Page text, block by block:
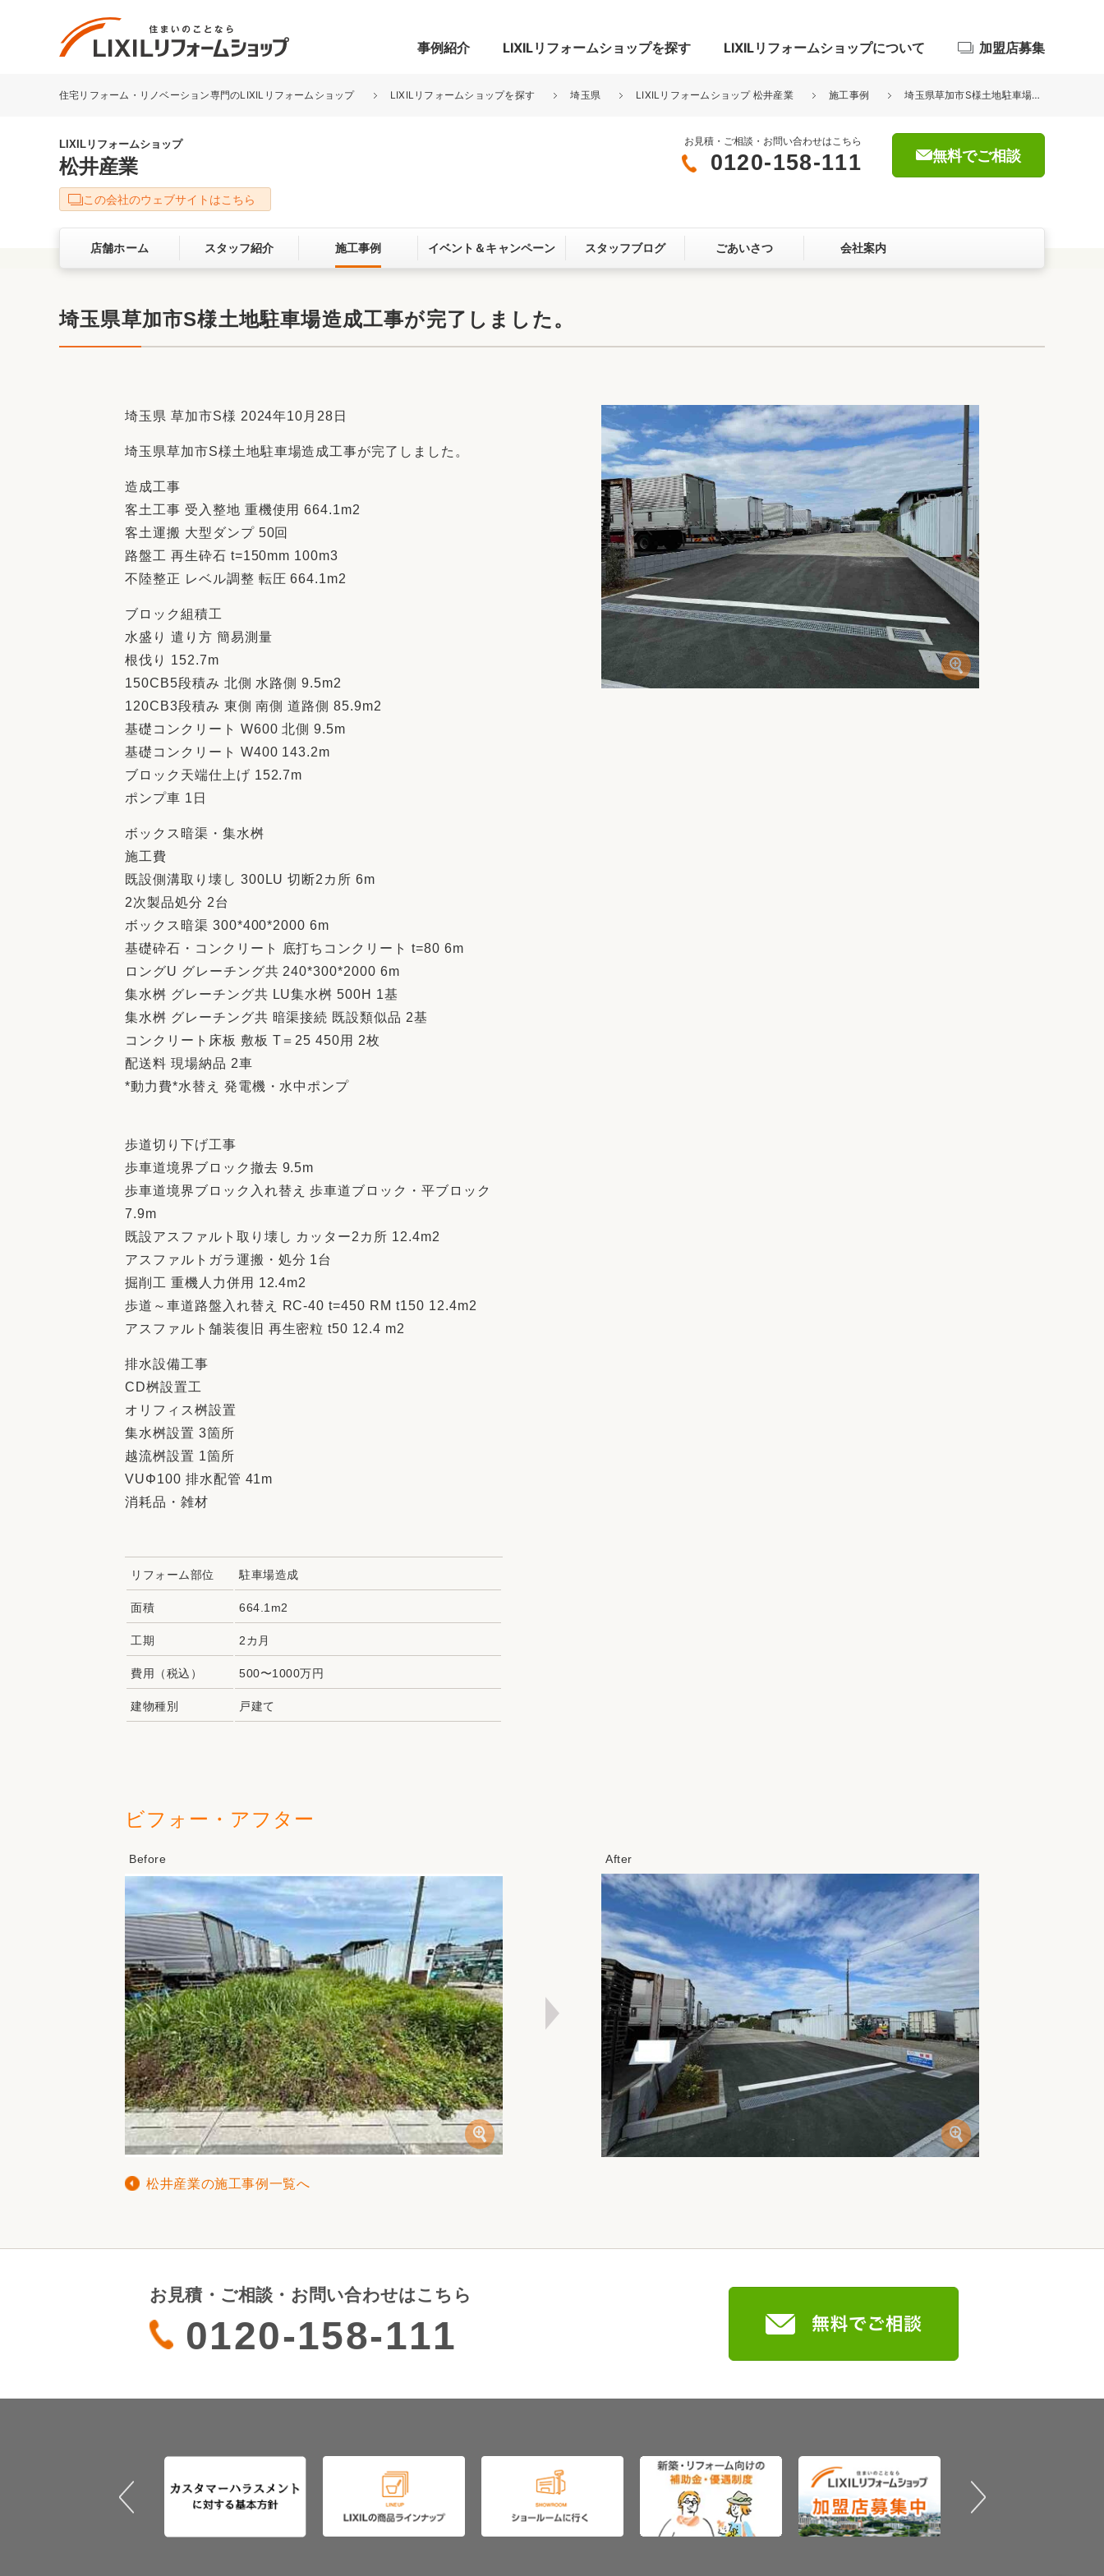
事例紹介
リフォーム事例を探す
キッチン
洗面化粧室 トイレ 玄関まわり 門まわり 屋根・外壁
ベランダ・バルコニー ガーデンスペース カースペース
お客さまの声 3Dシミュレーション
LIXILリフォームショップを探す LIXILリフォームショップについて
LIXILリフォームショップについて
サービス向上・品質改善の取り組み お客さま満足度アンケート
ここちいい暮らしをつくる、価値・性能向上
リフォームアクセル
中古物件探しから性能向上リフォームをワン
加盟店募集
住宅リフォーム・リノベーション専門のLIXILリフォームショップ LIXILリフォームショップを探す 埼玉県 LIXILリフォームショップ 松井産業 施工事例 埼玉県草加市S様土地駐車場造成工事が完了しました。
LIXILリフォームショップ
松井産業
お見積・ご相談・お問い合わせはこちら
0120-158-111 無料でご相談
この会社のウェブサイトはこちら
店舗ホーム スタッフ紹介 施工事例 イベント＆キャンペーン スタッフブログ ごあいさつ 会社案内
埼玉県草加市S様土地駐車場造成工事が完了しました。
埼玉県 草加市S様 2024年10月28日
埼玉県草加市S様土地駐車場造成工事が完了しました。
造成工事
客土工事 受入整地 重機使用 664.1m2
客土運搬 大型ダンプ 50回
路盤工 再生砕石 t=150mm 100m3
不陸整正 レベル調整 転圧 664.1m2
ブロック組積工
水盛り 遣り方 簡易測量
根伐り 152.7m
150CB5段積み 北側 水路側 9.5m2
120CB3段積み 東側 南側 道路側 85.9m2
基礎コンクリート W600 北側 9.5m
基礎コンクリート W400 143.2m
ブロック天端仕上げ 152.7m
ポンプ車 1日
ボックス暗渠・集水桝
施工費
既設側溝取り壊し 300LU 切断2カ所 6m
2次製品処分 2台
ボックス暗渠 300*400*2000 6m
基礎砕石・コンクリート 底打ちコンクリート t=80 6m
ロングU グレーチング共 240*300*2000 6m
集水桝 グレーチング共 LU集水桝 500H 1基
集水桝 グレーチング共 暗渠接続 既設類似品 2基
コンクリート床板 敷板 T＝25 450用 2枚
配送料 現場納品 2車
*動力費*水替え 発電機・水中ポンプ
歩道切り下げ工事
歩車道境界ブロック撤去 9.5m
歩車道境界ブロック入れ替え 歩車道ブロック・平ブロック
7.9m
既設アスファルト取り壊し カッター2カ所 12.4m2
アスファルトガラ運搬・処分 1台
掘削工 重機人力併用 12.4m2
歩道～車道路盤入れ替え RC-40 t=450 RM t150 12.4m2
アスファルト舗装復旧 再生密粒 t50 12.4 m2
排水設備工事
CD桝設置工
オリフィス桝設置
集水桝設置 3箇所
越流桝設置 1箇所
VUΦ100 排水配管 41m
消耗品・雑材
リフォーム部位 駐車場造成
面積 664.1m2
工期 2カ月
費用（税込） 500〜1000万円
建物種別 戸建て
ビフォー・アフター
松井産業の施工事例一覧へ
お見積・ご相談・お問い合わせはこちら
0120-158-111